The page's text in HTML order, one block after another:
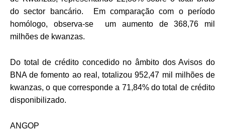
do sector bancário. Em comparação com o período
homólogo, observa-se um aumento de 368,76 mil
milhões de kwanzas.
Do total de crédito concedido no âmbito dos Avisos do
BNA de fomento ao real, totalizou 952,47 mil milhões de
kwanzas, o que corresponde a 71,84% do total de crédito
disponibilizado.
ANGOP